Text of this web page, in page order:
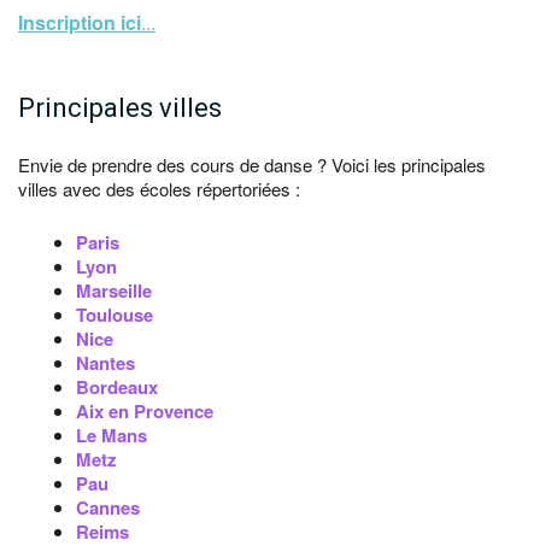
Inscription ici...
Principales villes
Envie de prendre des cours de danse ? Voici les principales
villes avec des écoles répertoriées :
Paris
Lyon
Marseille
Toulouse
Nice
Nantes
Bordeaux
Aix en Provence
Le Mans
Metz
Pau
Cannes
Reims